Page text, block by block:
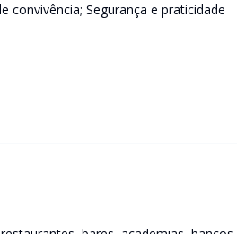
convivência; Segurança e praticidade